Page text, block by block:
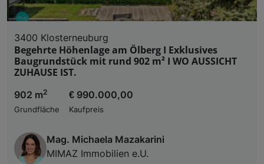
3400 Klosterneuburg
Begehrte Höhenlage am Ölberg I Exklusives
Baugrundstück mit rund 902 m² I WO AUSSICHT
ZUHAUSE IST.
902 m2
Grundfläche
€ 990.000,00
Kaufpreis
Mag. Michaela Mazakarini
MIMAZ Immobilien e.U.